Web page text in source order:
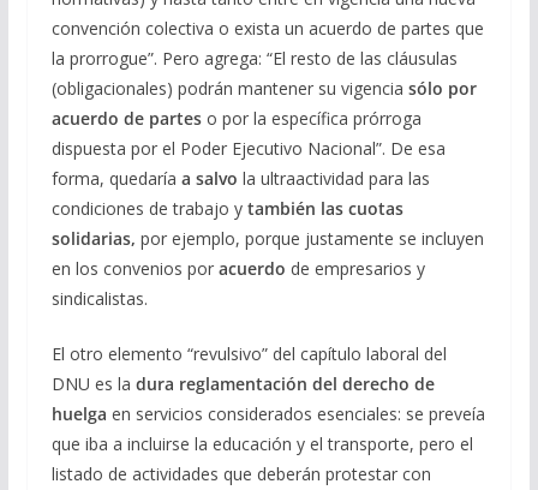
convención colectiva o exista un acuerdo de partes que
la prorrogue”. Pero agrega: “El resto de las cláusulas
(obligacionales) podrán mantener su vigencia sólo por
acuerdo de partes o por la específica prórroga
dispuesta por el Poder Ejecutivo Nacional”. De esa
forma, quedaría a salvo la ultraactividad para las
condiciones de trabajo y también las cuotas
solidarias, por ejemplo, porque justamente se incluyen
en los convenios por acuerdo de empresarios y
sindicalistas.
El otro elemento “revulsivo” del capítulo laboral del
DNU es la dura reglamentación del derecho de
huelga en servicios considerados esenciales: se preveía
que iba a incluirse la educación y el transporte, pero el
listado de actividades que deberán protestar con